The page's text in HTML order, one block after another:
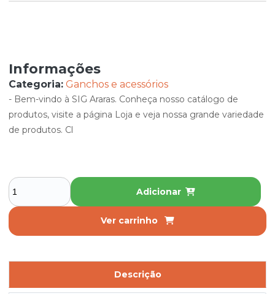
Informações
Categoria: Ganchos e acessórios
- Bem-vindo à SIG Araras. Conheça nosso catálogo de
produtos, visite a página Loja e veja nossa grande variedade
de produtos. Cl
Adicionar
Ver carrinho
Descrição